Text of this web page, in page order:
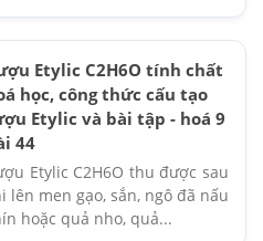
Etylic C2H6O tính chất
học, công thức cấu tạo
Etylic và bài tập - hoá 9
44
Etylic C2H6O thu được sau
lên men gạo, sắn, ngô đã nấu
hoặc quả nho, quả...